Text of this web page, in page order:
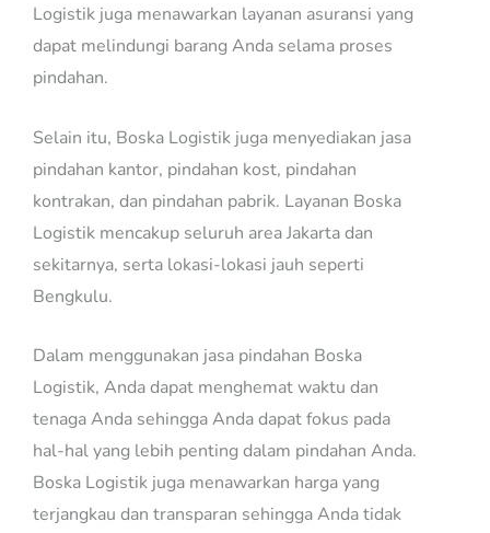
Logistik juga menawarkan layanan asuransi yang
dapat melindungi barang Anda selama proses
pindahan.
Selain itu, Boska Logistik juga menyediakan jasa
pindahan kantor, pindahan kost, pindahan
kontrakan, dan pindahan pabrik. Layanan Boska
Logistik mencakup seluruh area Jakarta dan
sekitarnya, serta lokasi-lokasi jauh seperti
Bengkulu.
Dalam menggunakan jasa pindahan Boska
Logistik, Anda dapat menghemat waktu dan
tenaga Anda sehingga Anda dapat fokus pada
hal-hal yang lebih penting dalam pindahan Anda.
Boska Logistik juga menawarkan harga yang
terjangkau dan transparan sehingga Anda tidak